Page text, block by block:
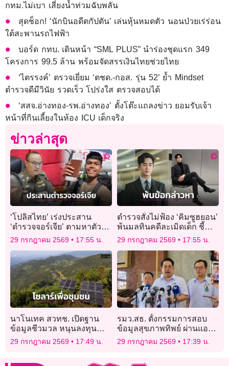
กทม.ไม่เบา เสี่ยงน้ำท่วมฉับพลัน
สุดช็อก! ‘นักบินอดีตกัปตัน’ เล่นหุ้นหมดตัว นอนป่วยเร่ร่อน
ใต้สะพานรถไฟฟ้า
บอร์ด กทบ. เดินหน้า “SML PLUS” นำร่องชุดแรก 349
โครงการ 99.5 ล้าน พร้อมจัดสรรเงินไทยช่วยไทย
‘ไตรรงค์’ ตรวจเยี่ยม ‘ตชด.-กอส. รุ่น 52’ ย้ำ Mindset
ตำรวจดีมีวินัย รวดเร็ว โปร่งใส ตรวจสอบได้
‘สสจ.อ่างทอง-รพ.อ่างทอง’ ตั้งโต๊ะแถลงข่าว ยอมรับเจ้า
หน้าที่กินเลี้ยงในห้อง ICU เด็กจริง
ข่าวล่าสุด
‘โปลิสไทย’ เร่งประสาน
‘ตำรวจจอร์เจีย’ ตามหาตัว
‘ฮลุน โซโล่’ ยูทูบเบอร์ชาว
29 กรกฎาคม 2569 17:55 น.
ตำรวจสั่งไม่ฟ้อง ‘คิมซูฮยอน’
พ้นมลทินคดีละเมิดเด็ก ชี้
คลิปเสียงแฉมีสัมพันธ์ ม.2
ที่แท้เป็น AI
29 กรกฎาคม 2569 17:55 น.
นาโนเทค สวทช. เปิดฐาน
ข้อมูลชีวมวล หนุนลงทุน
พลังงานชีวภาพ
29 กรกฎาคม 2569 17:49 น.
รมว.สธ. ตั้งกรรมการสอบ
ข้อมูลสุขภาพทิพย์ ผ่านแอป
‘หมอพร้อม’
29 กรกฎาคม 2569 17:39 น.